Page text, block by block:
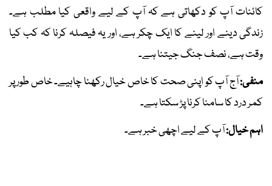
کائنات آپ کو دکھاتی ہے کہ آپ کے لیے واقعی کیا مطلب ہے۔
زندگی دینے اور لینے کا ایک چکر ہے، اور یہ فیصلہ کرنا کہ کب کیا
وقت ہے، نصف جنگ جیتنا ہے۔
منفی:آج آپ کو اپنی صحت کا خاص خیال رکھنا چاہیے۔ خاص طور پر
کمر درد کا سامنا کرنا پڑ سکتا ہے۔
اہم خیال:آپ کے لیے اچھی خبر ہے۔